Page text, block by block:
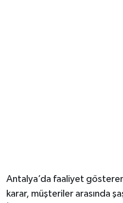
Antalya’da faaliyet
karar, müşteriler arasında